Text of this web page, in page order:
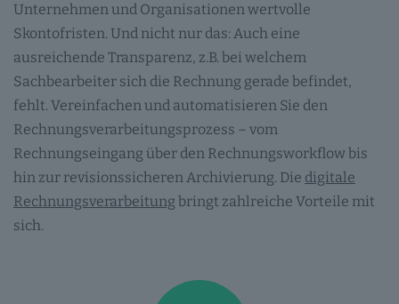
Unternehmen und Organisationen wertvolle
Skontofristen. Und nicht nur das: Auch eine
ausreichende Transparenz, z.B. bei welchem
Sachbearbeiter sich die Rechnung gerade befindet,
fehlt. Vereinfachen und automatisieren Sie den
Rechnungsverarbeitungsprozess – vom
Rechnungseingang über den Rechnungsworkflow bis
hin zur revisionssicheren Archivierung. Die digitale
Rechnungsverarbeitung bringt zahlreiche Vorteile mit
sich.